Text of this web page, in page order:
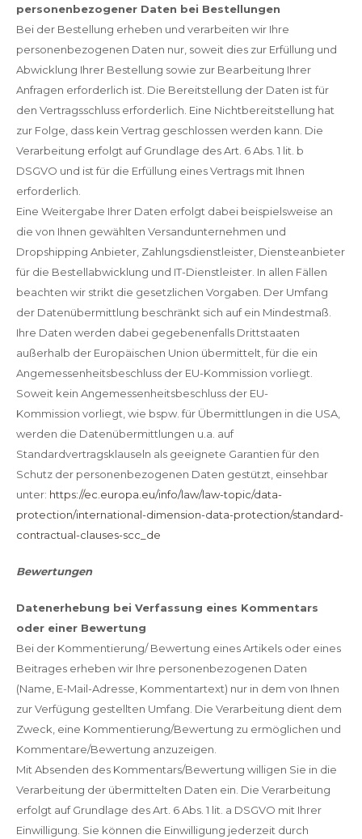
personenbezogener Daten bei Bestellungen
Bei der Bestellung erheben und verarbeiten wir Ihre
personenbezogenen Daten nur, soweit dies zur Erfüllung und
Abwicklung Ihrer Bestellung sowie zur Bearbeitung Ihrer
Anfragen erforderlich ist. Die Bereitstellung der Daten ist für
den Vertragsschluss erforderlich. Eine Nichtbereitstellung hat
zur Folge, dass kein Vertrag geschlossen werden kann. Die
Verarbeitung erfolgt auf Grundlage des Art. 6 Abs. 1 lit. b
DSGVO und ist für die Erfüllung eines Vertrags mit Ihnen
erforderlich.
Eine Weitergabe Ihrer Daten erfolgt dabei beispielsweise an
die von Ihnen gewählten Versandunternehmen und
Dropshipping Anbieter, Zahlungsdienstleister, Diensteanbieter
für die Bestellabwicklung und IT-Dienstleister. In allen Fällen
beachten wir strikt die gesetzlichen Vorgaben. Der Umfang
der Datenübermittlung beschränkt sich auf ein Mindestmaß.
Ihre Daten werden dabei gegebenenfalls Drittstaaten
außerhalb der Europäischen Union übermittelt, für die ein
Angemessenheitsbeschluss der EU-Kommission vorliegt.
Soweit kein Angemessenheitsbeschluss der EU-
Kommission vorliegt, wie bspw. für Übermittlungen in die USA,
werden die Datenübermittlungen u.a. auf
Standardvertragsklauseln als geeignete Garantien für den
Schutz der personenbezogenen Daten gestützt, einsehbar
unter: https://ec.europa.eu/info/law/law-topic/data-
protection/international-dimension-data-protection/standard-
contractual-clauses-scc_de
Bewertungen
Datenerhebung bei Verfassung eines Kommentars
oder einer Bewertung
Bei der Kommentierung/ Bewertung eines Artikels oder eines
Beitrages erheben wir Ihre personenbezogenen Daten
(Name, E-Mail-Adresse, Kommentartext) nur in dem von Ihnen
zur Verfügung gestellten Umfang. Die Verarbeitung dient dem
Zweck, eine Kommentierung/Bewertung zu ermöglichen und
Kommentare/Bewertung anzuzeigen.
Mit Absenden des Kommentars/Bewertung willigen Sie in die
Verarbeitung der übermittelten Daten ein. Die Verarbeitung
erfolgt auf Grundlage des Art. 6 Abs. 1 lit. a DSGVO mit Ihrer
Einwilligung. Sie können die Einwilligung jederzeit durch